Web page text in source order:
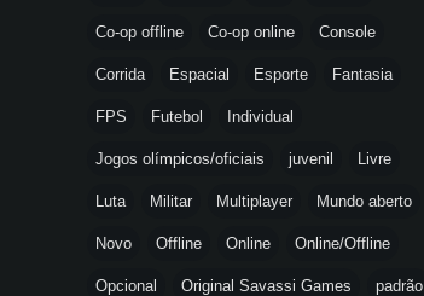
Co-op offline Co-op online Console
Corrida Espacial Esporte Fantasia
FPS Futebol Individual
Jogos olímpicos/oficiais juvenil Livre
Luta Militar Multiplayer Mundo aberto
Novo Offline Online Online/Offline
Opcional Original Savassi Games padrão